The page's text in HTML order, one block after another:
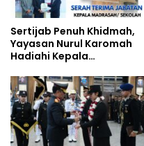
Sertijab Penuh Khidmah,
Yayasan Nurul Karomah
Hadiahi Kepala
Umrah